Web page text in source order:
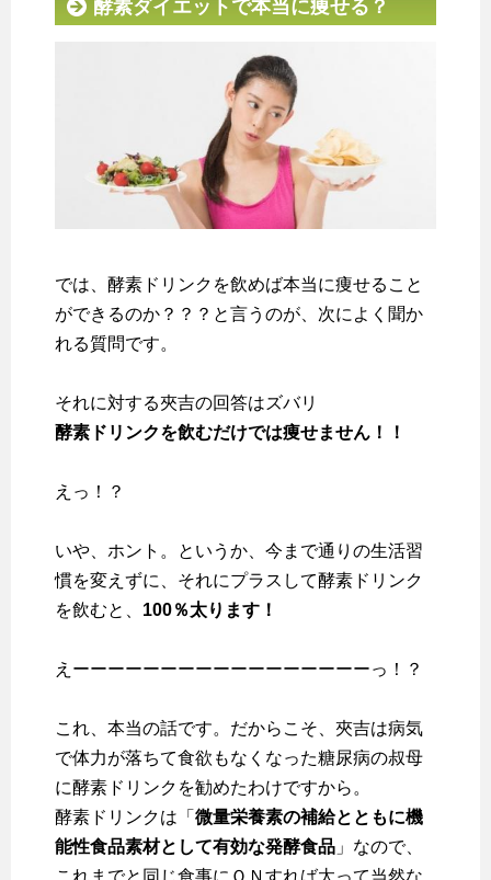
酵素ダイエットで本当に痩せる？
では、酵素ドリンクを飲めば本当に痩せること
ができるのか？？？と言うのが、次によく聞か
れる質問です。
それに対する夾吉の回答はズバリ
酵素ドリンクを飲むだけでは痩せません！！
えっ！？
いや、ホント。というか、今まで通りの生活習
慣を変えずに、それにプラスして酵素ドリンク
を飲むと、 100％太ります！
えーーーーーーーーーーーーーーーーーっ！？
これ、本当の話です。だからこそ、夾吉は病気
で体力が落ちて食欲もなくなった糖尿病の叔母
に酵素ドリンクを勧めたわけですから。
酵素ドリンクは「 微量栄養素の補給とともに機
能性食品素材として有効な発酵食品 」なので、
これまでと同じ食事にＯＮすれば太って当然な